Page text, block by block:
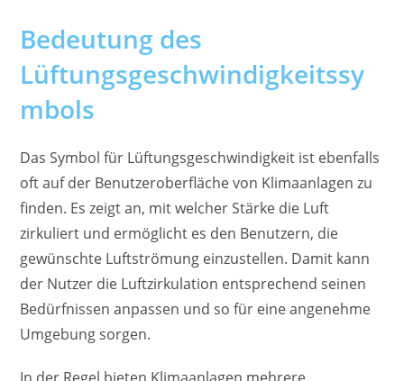
Bedeutung des
Lüftungsgeschwindigkeitssy
mbols
Das Symbol für Lüftungsgeschwindigkeit ist ebenfalls
oft auf der Benutzeroberfläche von Klimaanlagen zu
finden. Es zeigt an, mit welcher Stärke die Luft
zirkuliert und ermöglicht es den Benutzern, die
gewünschte Luftströmung einzustellen. Damit kann
der Nutzer die Luftzirkulation entsprechend seinen
Bedürfnissen anpassen und so für eine angenehme
Umgebung sorgen.